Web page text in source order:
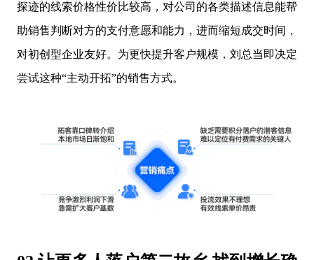
探迹的线索价格性价比较高，对公司的各类描述信息能帮
助销售判断对方的支付意愿和能力，进而缩短成交时间，
对初创型企业友好。为更快提升客户规模，刘总当即决定
尝试这种“主动开拓”的销售方式。